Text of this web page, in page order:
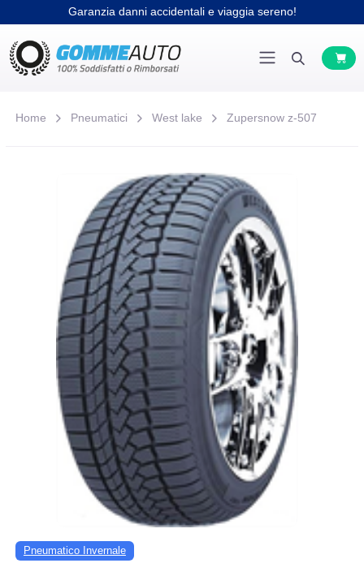
Garanzia danni accidentali e viaggia sereno!
Home Pneumatici West lake Zupersnow z-507
Pneumatico Invernale